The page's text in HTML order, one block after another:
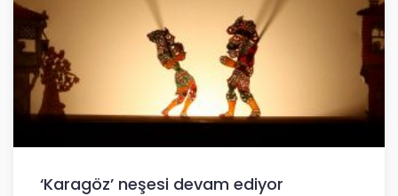
‘Karagöz’ neşesi devam ediyor